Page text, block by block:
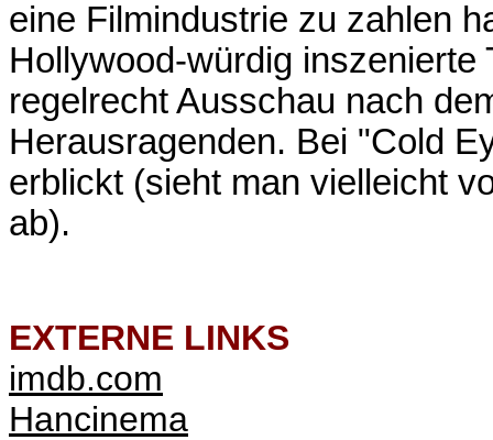
eine Filmindustrie zu zahlen
Hollywood-würdig
regelrecht Ausschau nach
Herausragenden. Bei "Cold
erblickt (sieht man vielleicht
ab).
EXTERNE LINKS
imdb.com
Hancinema